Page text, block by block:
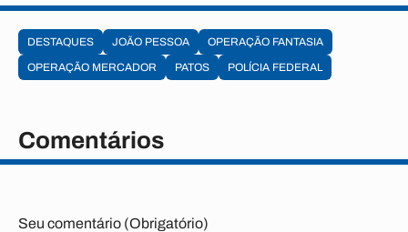
DESTAQUES JOÃO PESSOA
OPERAÇÃO FANTASIA
OPERAÇÃO MERCADOR
PATOS POLÍCIA FEDERAL
Comentários
Seu comentário (Obrigatório)